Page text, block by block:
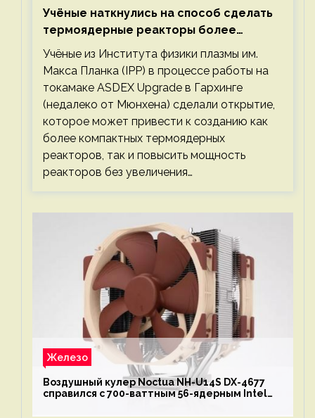
Учёные наткнулись на способ сделать
термоядерные реакторы более
компактными или мощными
Учёные из Института физики плазмы им.
Макса Планка (IPP) в процессе работы на
токамаке ASDEX Upgrade в Гархинге
(недалеко от Мюнхена) сделали открытие,
которое может привести к созданию как
более компактных термоядерных
реакторов, так и повысить мощность
реакторов без увеличения…
Железо
Воздушный кулер Noctua NH-U14S DX-4677
справился с 700-ваттным 56-ядерным Intel